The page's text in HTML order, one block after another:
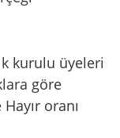
kurulu üyeleri
göre
oranı